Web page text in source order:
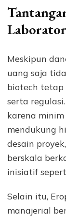
Meskipun
uang saja
biotech tetap
serta
karena
mendukung
desain
berskala
inisiatif
Selain itu,
manajerial